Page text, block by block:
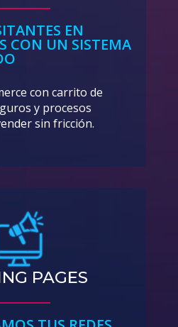
EN
CON UN SISTEMA
con carrito de
y procesos
sin fricción.
PAGES